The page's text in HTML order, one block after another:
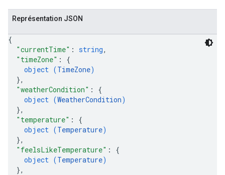
Représentation JSON
{
"currentTime" : string,
"timeZone" : {
object (TimeZone)
},
"weatherCondition" : {
object (WeatherCondition)
},
"temperature" : {
object (Temperature)
},
"feelsLikeTemperature" : {
object (Temperature)
},